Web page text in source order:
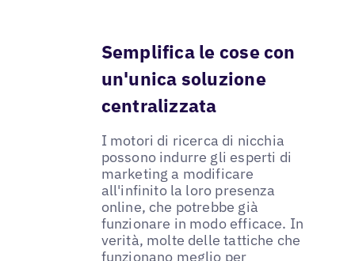
Semplifica le cose con
un'unica soluzione
centralizzata
I motori di ricerca di nicchia
possono indurre gli esperti di
marketing a modificare
all'infinito la loro presenza
online, che potrebbe già
funzionare in modo efficace. In
verità, molte delle tattiche che
funzionano meglio per